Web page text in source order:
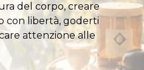
del corpo, creare
con libertà, goderti
attenzione alle